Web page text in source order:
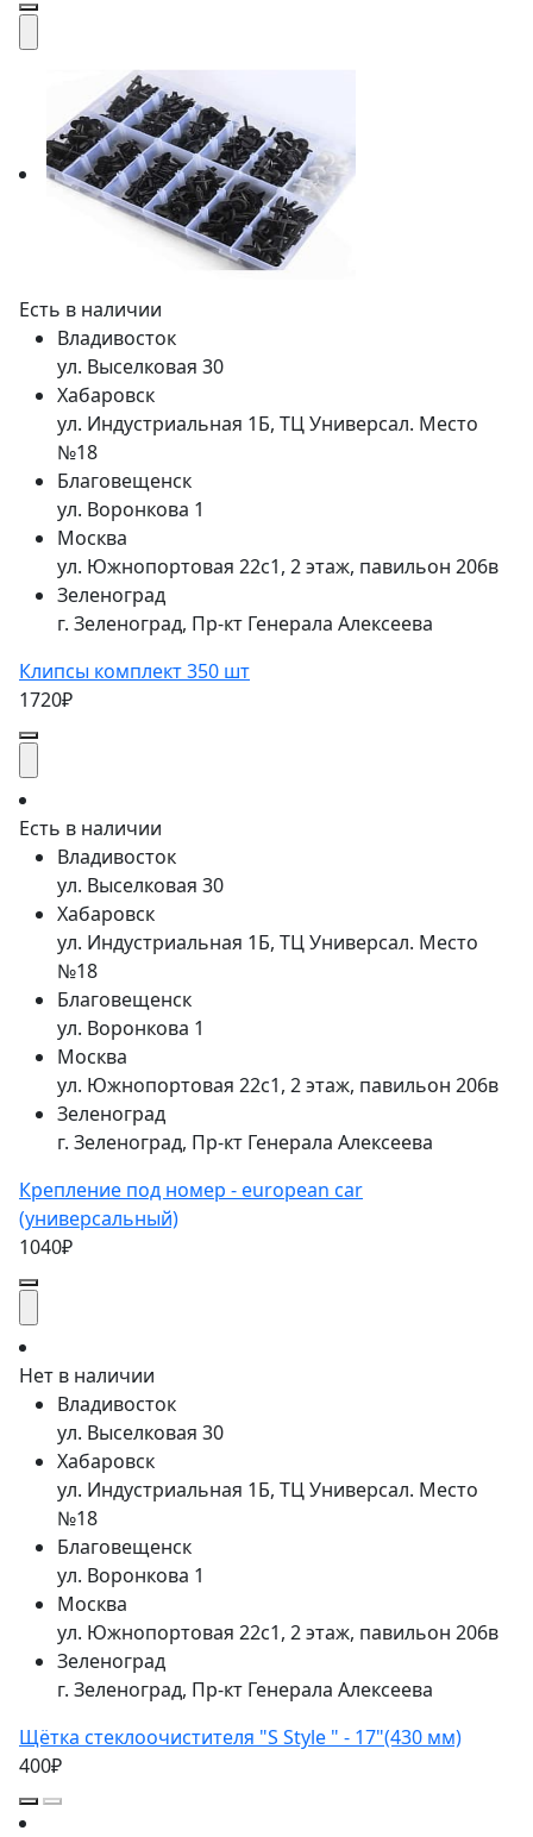
Есть в наличии
Владивосток
ул. Выселковая 30
Хабаровск
ул. Индустриальная 1Б, ТЦ Универсал. Место
№18
Благовещенск
ул. Воронкова 1
Москва
ул. Южнопортовая 22с1, 2 этаж, павильон 206в
Зеленоград
г. Зеленоград, Пр-кт Генерала Алексеева
Клипсы комплект 350 шт
1720₽
Есть в наличии
Владивосток
ул. Выселковая 30
Хабаровск
ул. Индустриальная 1Б, ТЦ Универсал. Место
№18
Благовещенск
ул. Воронкова 1
Москва
ул. Южнопортовая 22с1, 2 этаж, павильон 206в
Зеленоград
г. Зеленоград, Пр-кт Генерала Алексеева
Крепление под номер - european car
(универсальный)
1040₽
Нет в наличии
Владивосток
ул. Выселковая 30
Хабаровск
ул. Индустриальная 1Б, ТЦ Универсал. Место
№18
Благовещенск
ул. Воронкова 1
Москва
ул. Южнопортовая 22с1, 2 этаж, павильон 206в
Зеленоград
г. Зеленоград, Пр-кт Генерала Алексеева
Щётка стеклоочистителя "S Style " - 17"(430 мм)
400₽